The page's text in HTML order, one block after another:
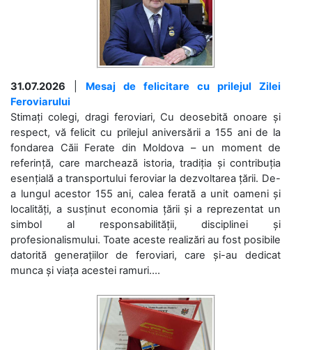
31.07.2026
Mesaj de felicitare cu prilejul Zilei
Feroviarului
Stimați colegi, dragi feroviari, Cu deosebită onoare și
respect, vă felicit cu prilejul aniversării a 155 ani de la
fondarea Căii Ferate din Moldova – un moment de
referință, care marchează istoria, tradiția și contribuția
esențială a transportului feroviar la dezvoltarea țării. De-
a lungul acestor 155 ani, calea ferată a unit oameni și
localități, a susținut economia țării și a reprezentat un
simbol al responsabilității, disciplinei și
profesionalismului. Toate aceste realizări au fost posibile
datorită generațiilor de feroviari, care și-au dedicat
munca și viața acestei ramuri....